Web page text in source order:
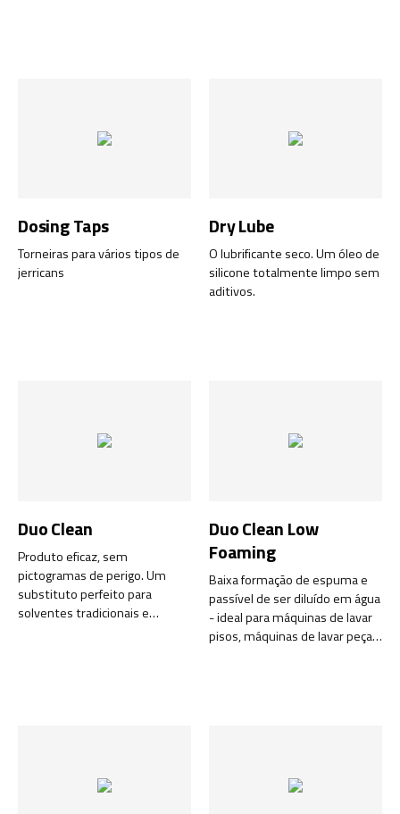
Dosing Taps
Torneiras para vários tipos de
jerricans
Dry Lube
O lubrificante seco. Um óleo de
silicone totalmente limpo sem
aditivos.
Duo Clean
Produto eficaz, sem
pictogramas de perigo. Um
substituto perfeito para
solventes tradicionais e
Duo Clean Low
Foaming
Baixa formação de espuma e
passível de ser diluído em água
- ideal para máquinas de lavar
pisos, máquinas de lavar peças